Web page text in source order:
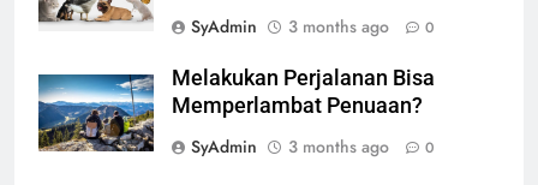
SyAdmin
3 months ago 0
Melakukan Perjalanan Bisa
Memperlambat Penuaan?
SyAdmin
3 months ago 0